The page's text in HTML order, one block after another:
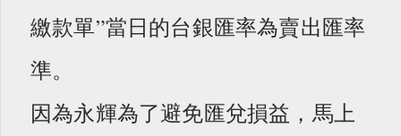
繳款單”當日的台銀匯率為賣出匯率
準。
因為永輝為了避免匯兌損益，馬上